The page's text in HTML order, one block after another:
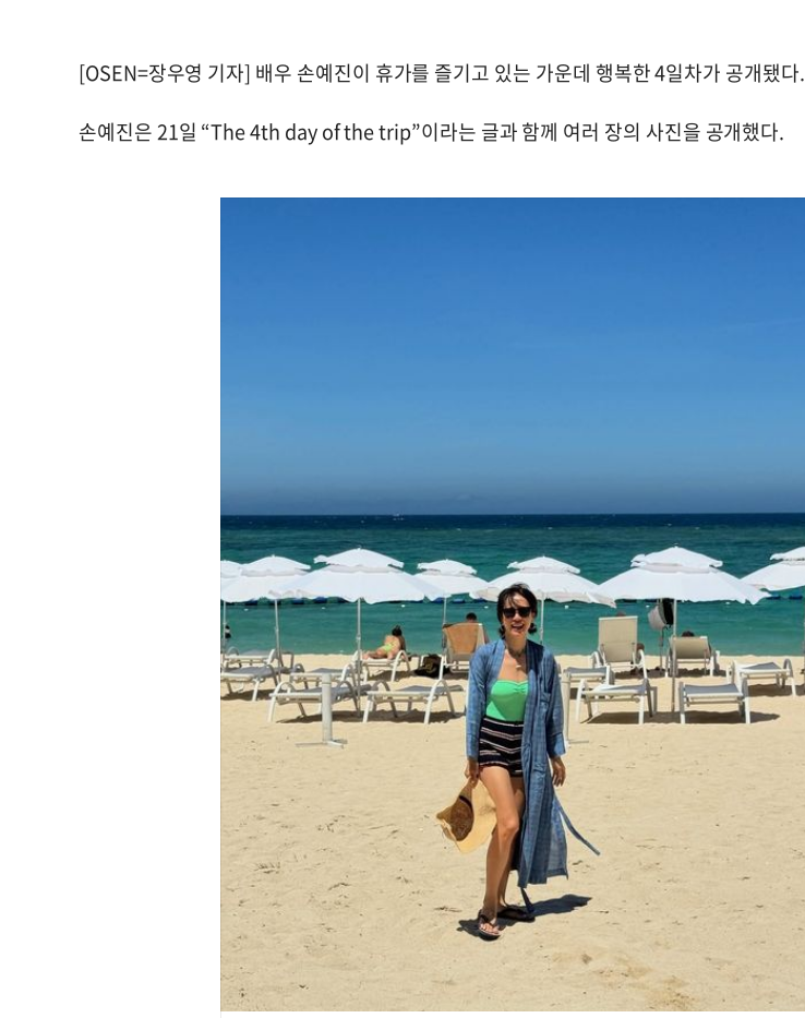
[OSEN=장우영 기자] 배우 손예진이 휴가를 즐기고 있는 가운데 행복한 4일차가 공개됐다.
손예진은 21일 “The 4th day of the trip”이라는 글과 함께 여러 장의 사진을 공개했다.